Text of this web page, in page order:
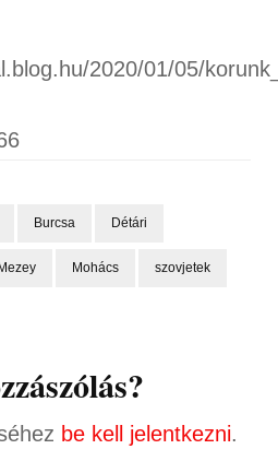
2020/01/05/
Burcsa Détári
Mezey Mohács szovjetek
be kell jelentkezni.